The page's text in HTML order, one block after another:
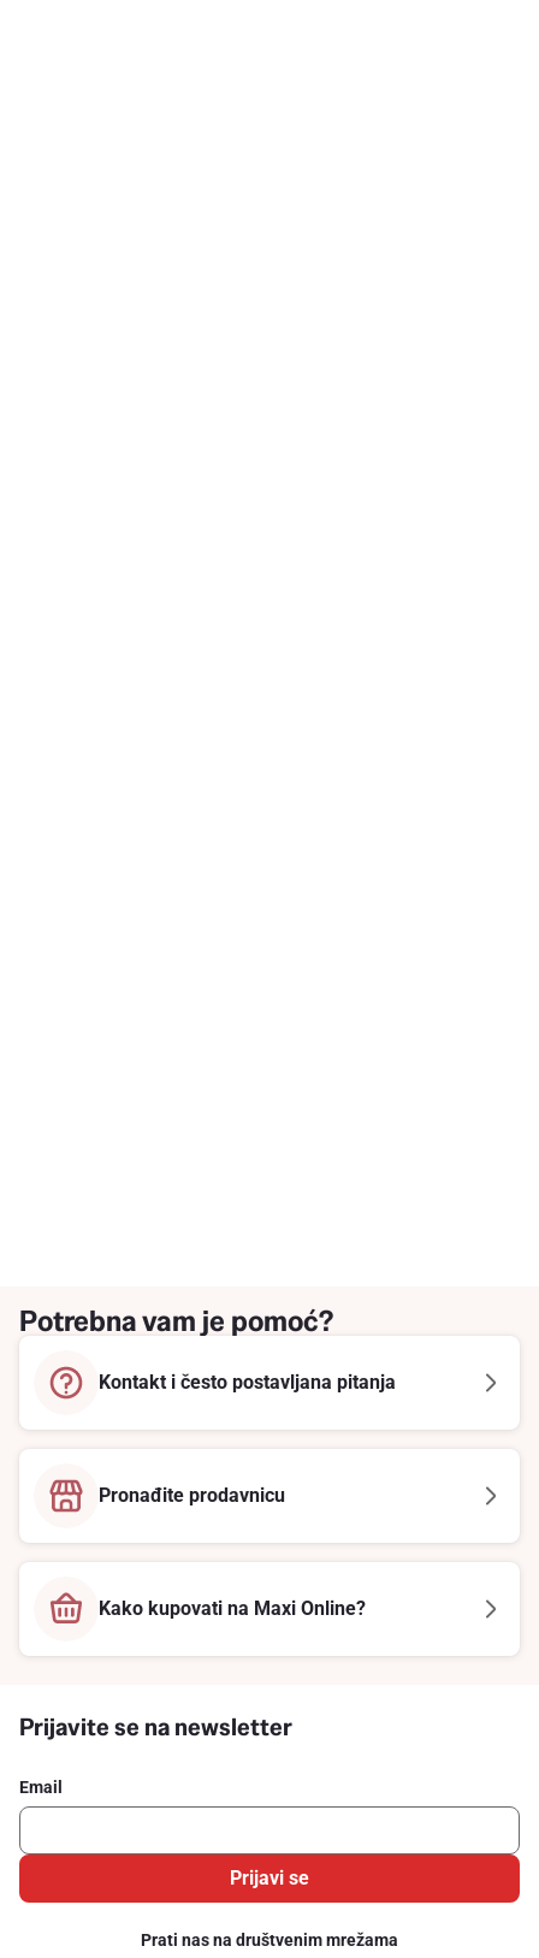
Potrebna vam je pomoć?
Kontakt i često postavljana pitanja
Pronađite prodavnicu
Kako kupovati na Maxi Online?
Prijavite se na newsletter
Email
Prijavi se
Prati nas na društvenim mrežama